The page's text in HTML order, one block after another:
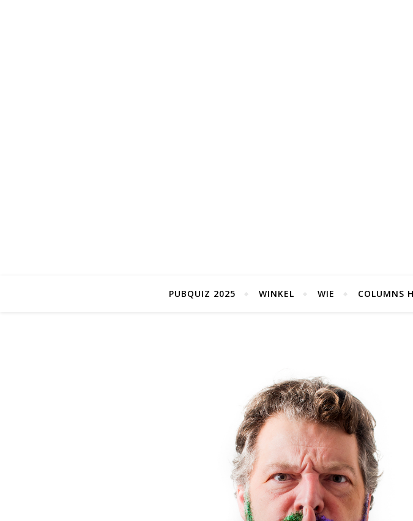
PUBQUIZ 2025 WINKEL WIE COLUMNS